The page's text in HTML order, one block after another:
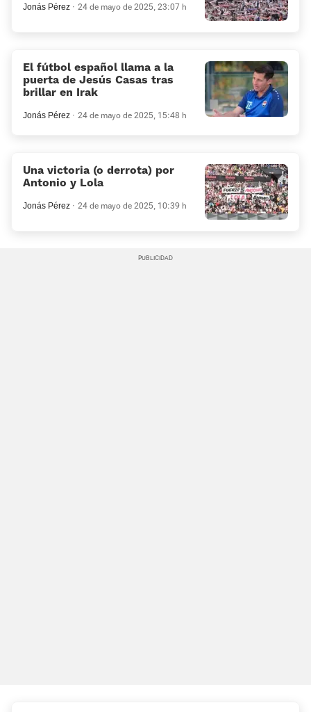
Jonás Pérez 24 de mayo de 2025, 23:07 h
El fútbol español llama a la
puerta de Jesús Casas tras
brillar en Irak
Jonás Pérez 24 de mayo de 2025, 15:48 h
Una victoria (o derrota) por
Antonio y Lola
Jonás Pérez 24 de mayo de 2025, 10:39 h